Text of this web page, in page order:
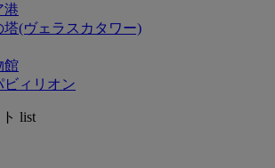
港
塔(ヴェラスカタワー)
館
ビィリオン
list